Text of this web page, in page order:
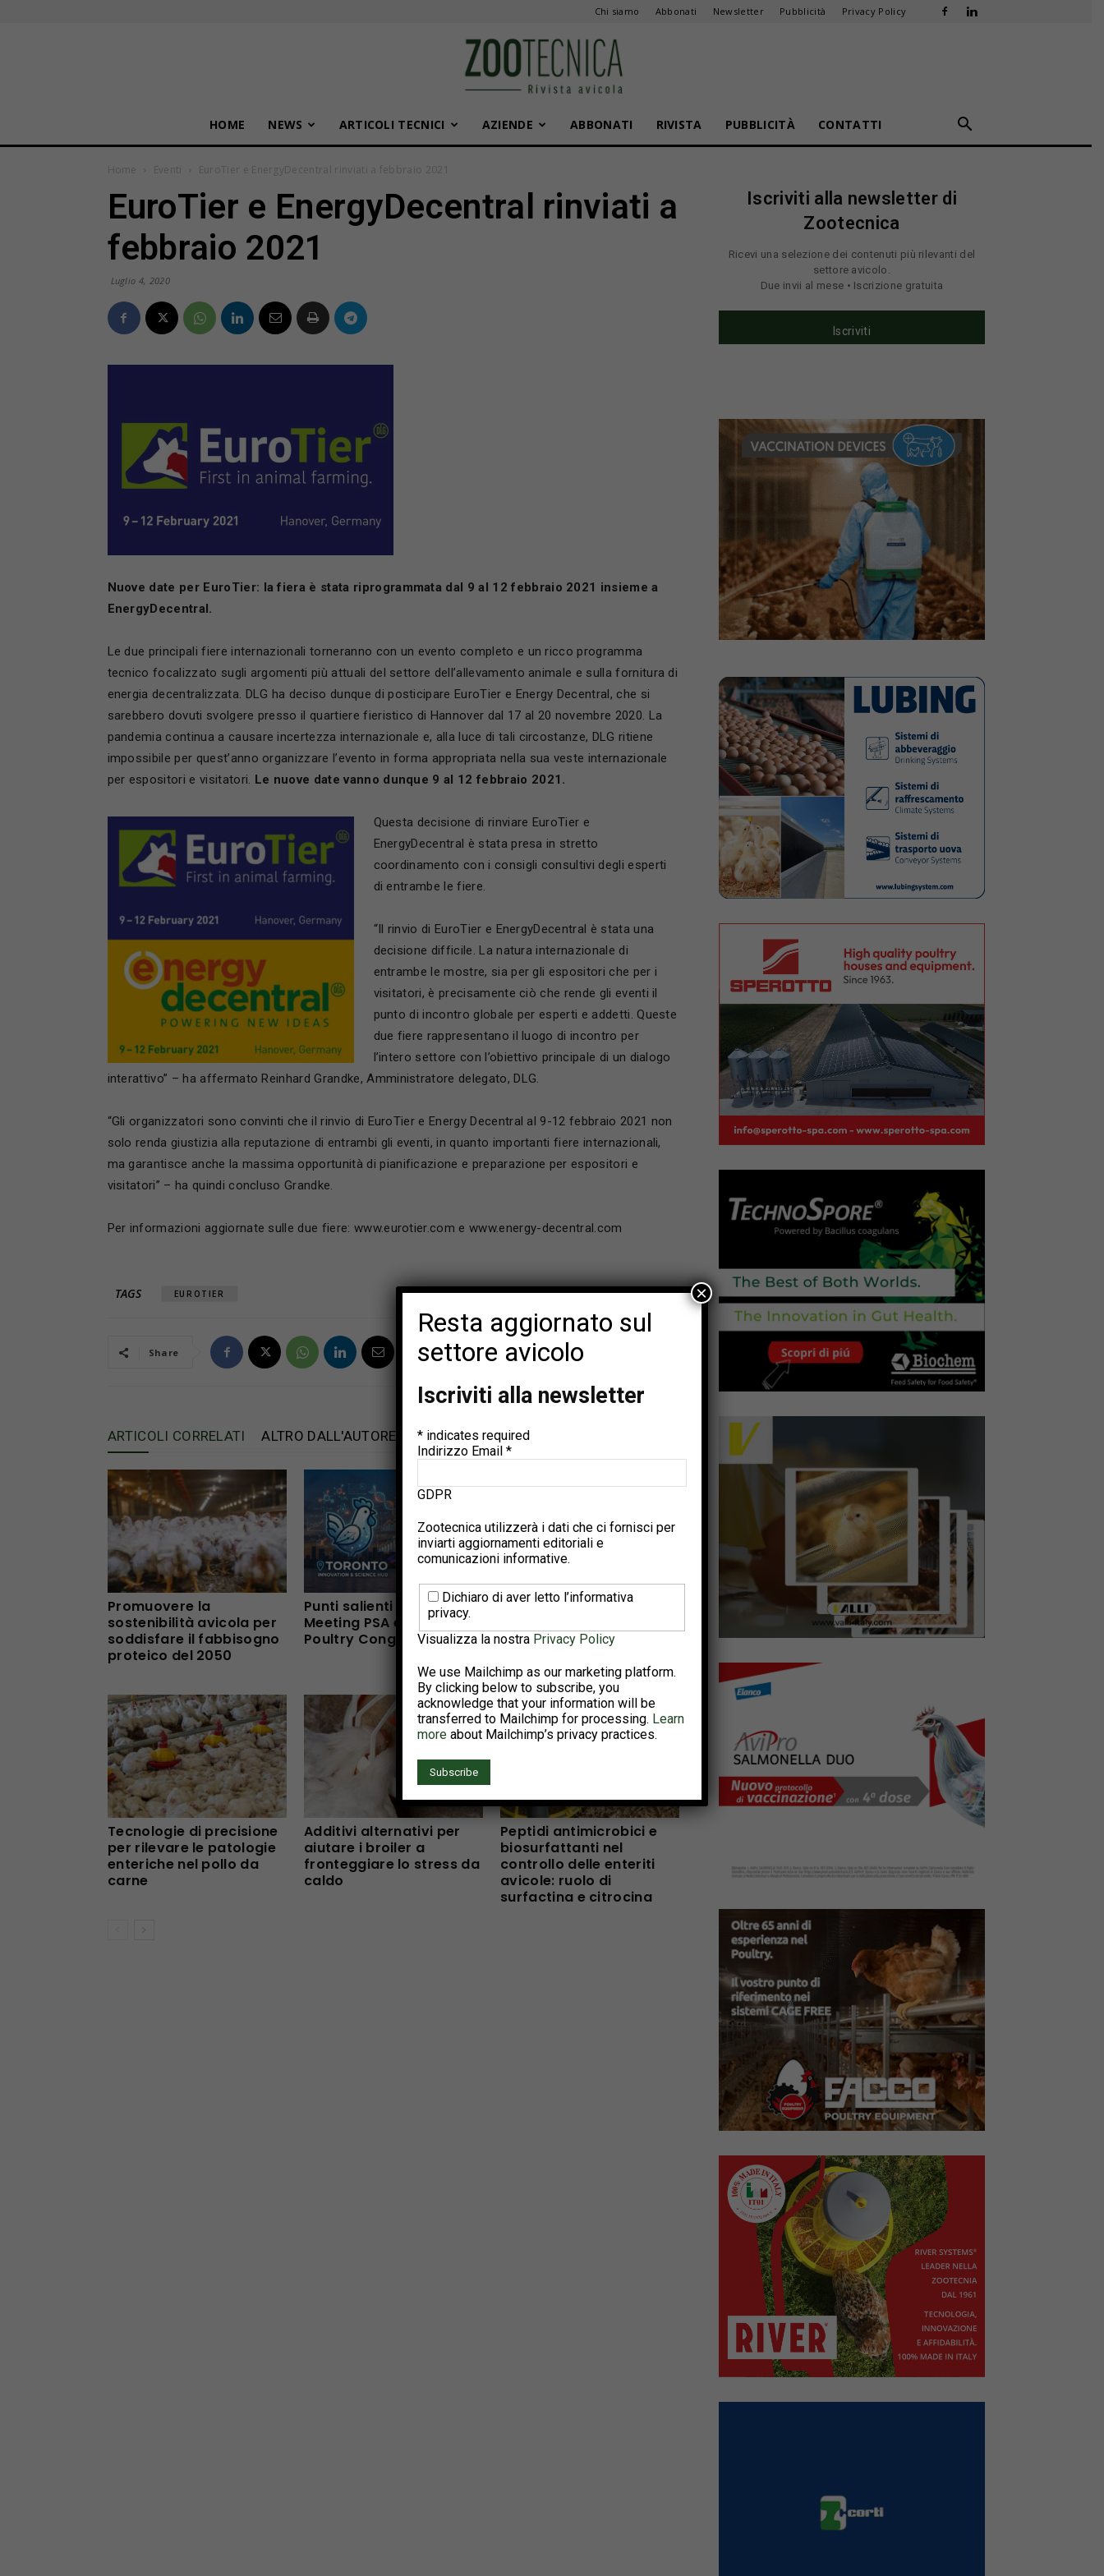
Chi siamo Abbonati Newsletter Pubblicità Privacy Policy
HOME NEWS ARTICOLI TECNICI AZIENDE ABBONATI RIVISTA PUBBLICITÀ CONTATTI
Home Eventi EuroTier e EnergyDecentral rinviati a febbraio 2021
EuroTier e EnergyDecentral rinviati a
febbraio 2021
Luglio 4, 2020
Nuove date per EuroTier: la fiera è stata riprogrammata dal 9 al 12 febbraio 2021 insieme a
EnergyDecentral.
Le due principali fiere internazionali torneranno con un evento completo e un ricco programma
tecnico focalizzato sugli argomenti più attuali del settore dell’allevamento animale e sulla fornitura di
energia decentralizzata. DLG ha deciso dunque di posticipare EuroTier e Energy Decentral, che si
sarebbero dovuti svolgere presso il quartiere fieristico di Hannover dal 17 al 20 novembre 2020. La
pandemia continua a causare incertezza internazionale e, alla luce di tali circostanze, DLG ritiene
impossibile per quest’anno organizzare l’evento in forma appropriata nella sua veste internazionale
per espositori e visitatori. Le nuove date vanno dunque 9 al 12 febbraio 2021.
Questa decisione di rinviare EuroTier e
EnergyDecentral è stata presa in stretto
coordinamento con i consigli consultivi degli esperti
di entrambe le fiere.
“Il rinvio di EuroTier e EnergyDecentral è stata una
decisione difficile. La natura internazionale di
entrambe le mostre, sia per gli espositori che per i
visitatori, è precisamente ciò che rende gli eventi il ​​
punto di incontro globale per esperti e addetti. Queste
due fiere rappresentano il luogo di incontro per
l’intero settore con l’obiettivo principale di un dialogo
interattivo” – ha affermato Reinhard Grandke, Amministratore delegato, DLG.
“Gli organizzatori sono convinti che il rinvio di EuroTier e Energy Decentral al 9-12 febbraio 2021 non
solo renda giustizia alla reputazione di entrambi gli eventi, in quanto importanti fiere internazionali,
ma garantisce anche la massima opportunità di pianificazione e preparazione per espositori e
visitatori” – ha quindi concluso Grandke.
Per informazioni aggiornate sulle due fiere: www.eurotier.com e www.energy-decentral.com
TAGS EUROTIER
Share
ARTICOLI CORRELATI ALTRO DALL'AUTORE
Promuovere la
sostenibilità avicola per
soddisfare il fabbisogno
proteico del 2050
Punti salienti dell’Annual
Meeting PSA e del World
Poultry Congress 2026
Il progetto Interreg NWE
percorso pratico per cicli
lunghi e più sani
Tecnologie di precisione
per rilevare le patologie
enteriche nel pollo da
carne
Additivi alternativi per
aiutare i broiler a
fronteggiare lo stress da
caldo
Peptidi antimicrobici e
biosurfattanti nel
controllo delle enteriti
avicole: ruolo di
surfactina e citrocina
Iscriviti alla newsletter di
Zootecnica
Ricevi una selezione dei contenuti più rilevanti del
settore avicolo.
Due invii al mese • Iscrizione gratuita
Iscriviti
Resta aggiornato sul
settore avicolo
Iscriviti alla newsletter
* indicates required
Indirizzo Email *
GDPR
Zootecnica utilizzerà i dati che ci fornisci per
inviarti aggiornamenti editoriali e
comunicazioni informative.
Dichiaro di aver letto l’informativa
privacy.
Visualizza la nostra Privacy Policy
We use Mailchimp as our marketing platform.
By clicking below to subscribe, you
acknowledge that your information will be
transferred to Mailchimp for processing. Learn
more about Mailchimp’s privacy practices.
×